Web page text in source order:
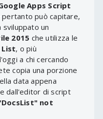
Apps Script
pertanto può capitare,
sviluppato un
2015 che utilizza le
List, o più
a chi cercando
copia una porzione
data appena
dall'editor di script
not